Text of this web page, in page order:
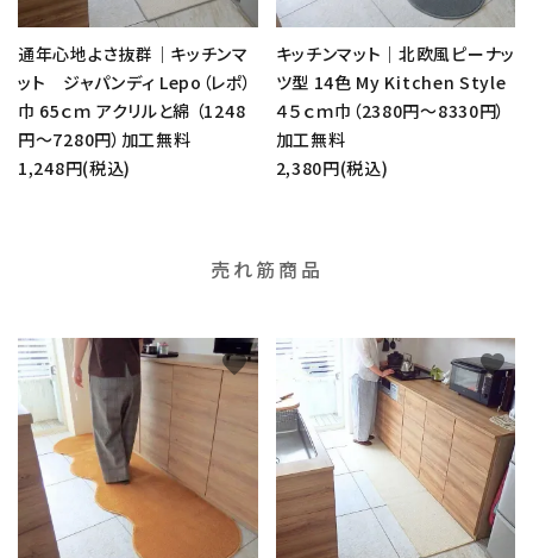
通年心地よさ抜群｜キッチンマ
ット ジャパンディ Lepo（レポ）
巾 65ｃｍ アクリルと綿 （1248
円～7280円）加工無料
1,248円(税込)
キッチンマット｜北欧風ピーナッ
ツ型 14色 My Kitchen Style
４５ｃｍ巾（2380円～8330円）
加工無料
2,380円(税込)
売れ筋商品
favorite favorite